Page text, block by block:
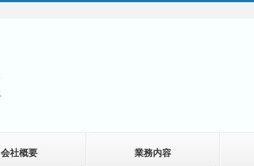
会社概要 業務内容